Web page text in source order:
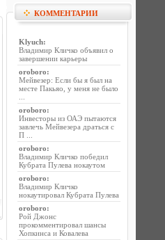
КОММЕНТАРИИ
Klyuch:
Владимир Кличко объявил о
завершении карьеры
oroboro:
Мейвезер: Если бы я был на
месте Пакьяо, у меня не было
oroboro:
Инвесторы из ОАЭ пытаются
завлечь Мейвезера драться с
П ...
oroboro:
Владимир Кличко победил
Кубрата Пулева нокаутом
oroboro:
Владимир Кличко
нокаутировал Кубрата Пулева
oroboro:
Рой Джонс
прокомментировал шансы
Хопкинса и Ковалева